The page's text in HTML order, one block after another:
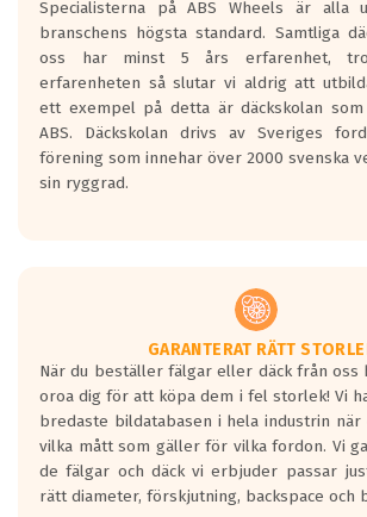
längsta.
Inga D eller G betyg delas ut för
personbilar och lätta lastbilar.
Betyget sätts efter ett test där däcken
skall bromsa in på en väg där det ligger
0.5-1.5 mm vatten.
I 80km/h kommer skillnaden på
Vid körning i över 50km/h brukar
rullmotståndets ljud överträffa
motorljudet.
På däckmärkningen kommer det finnas
en symbol av ett däck med vågar. Hög
bullernivå markeras med svarta vågor
medans de vita vågorna påvisar om det är
ett tyst däck.
Specialisterna på ABS Wheels är alla
branschens högsta standard. Samtliga
oss har minst 5 års erfarenhet,
erfarenheten så slutar vi aldrig att
ett exempel på detta är däckskolan som
ABS. Däckskolan drivs av Sveriges
förening som innehar över 2000 svenska
sin ryggrad.
GARANTERAT RÄTT
När du beställer fälgar eller däck från oss
oroa dig för att köpa dem i fel storlek! Vi
bredaste bildatabasen i hela industrin
vilka mått som gäller för vilka fordon. Vi
de fälgar och däck vi erbjuder passar
rätt diameter, förskjutning, backspace och